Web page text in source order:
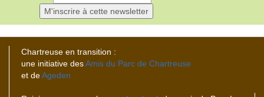
Chartreuse en transition :
une initiative desAmis du Parc de Chartreuse
et deAgeden